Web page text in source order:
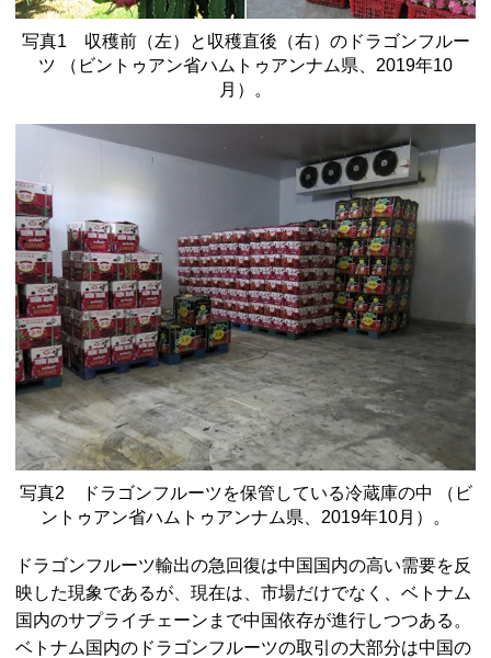
写真1 収穫前（左）と収穫直後（右）のドラゴンフルー
ツ （ビントゥアン省ハムトゥアンナム県、2019年10
月）。
写真2 ドラゴンフルーツを保管している冷蔵庫の中 （ビ
ントゥアン省ハムトゥアンナム県、2019年10月）。
ドラゴンフルーツ輸出の急回復は中国国内の高い需要を反
映した現象であるが、現在は、市場だけでなく、ベトナム
国内のサプライチェーンまで中国依存が進行しつつある。
ベトナム国内のドラゴンフルーツの取引の大部分は中国の